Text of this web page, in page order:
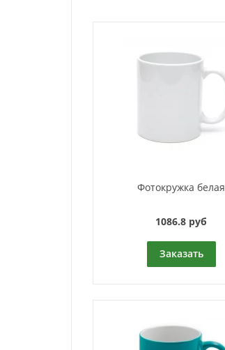
Фотокружка белая
1086.8 руб
Заказать